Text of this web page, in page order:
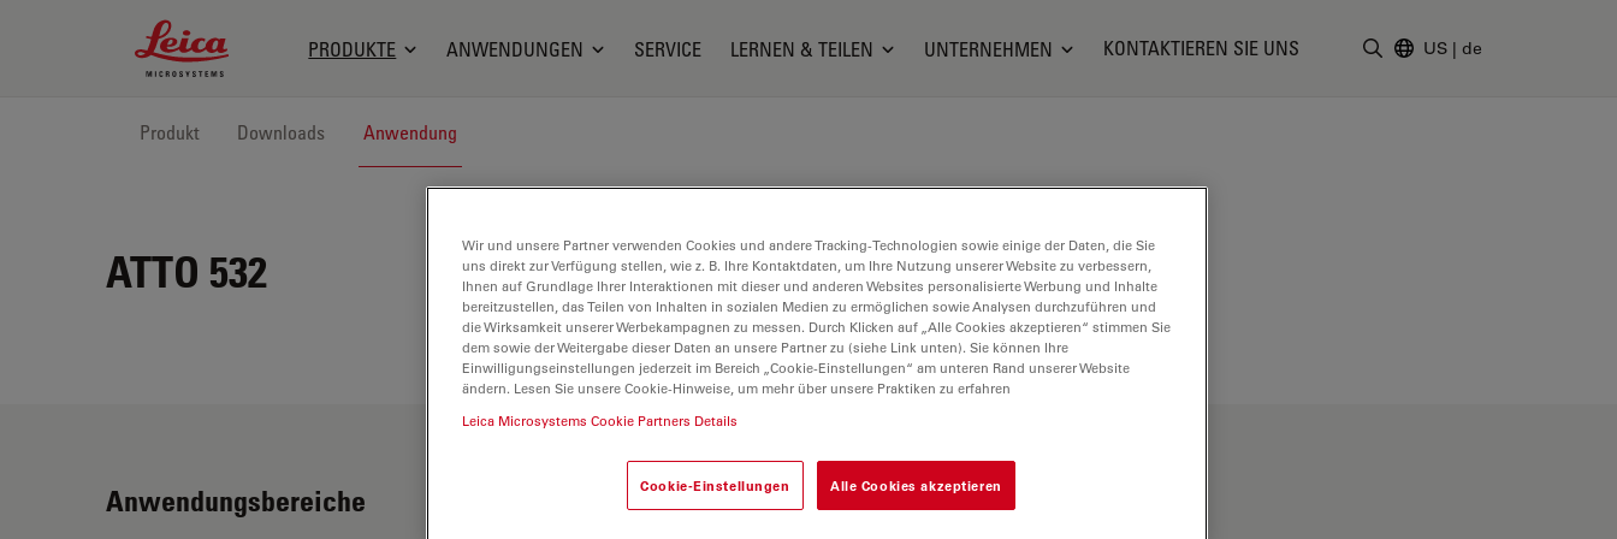
Leica Microsystems Logo
PRODUKTE ANWENDUNGEN SERVICE LERNEN & TEILEN UNTERNEHMEN KONTAKTIEREN SIE UNS US | de
Produkt Downloads Anwendung
ATTO 532
Anwendungsbereiche
Wir und unsere Partner verwenden Cookies und andere Tracking-Technologien sowie einige der Daten, die Sie
uns direkt zur Verfügung stellen, wie z. B. Ihre Kontaktdaten, um Ihre Nutzung unserer Website zu verbessern,
Ihnen auf Grundlage Ihrer Interaktionen mit dieser und anderen Websites personalisierte Werbung und Inhalte
bereitzustellen, das Teilen von Inhalten in sozialen Medien zu ermöglichen sowie Analysen durchzuführen und
die Wirksamkeit unserer Werbekampagnen zu messen. Durch Klicken auf „Alle Cookies akzeptieren“ stimmen Sie
dem sowie der Weitergabe dieser Daten an unsere Partner zu (siehe Link unten). Sie können Ihre
Einwilligungseinstellungen jederzeit im Bereich „Cookie-Einstellungen“ am unteren Rand unserer Website
ändern. Lesen Sie unsere Cookie-Hinweise, um mehr über unsere Praktiken zu erfahren
Leica Microsystems Cookie Partners Details
Cookie-Einstellungen Alle Cookies akzeptieren